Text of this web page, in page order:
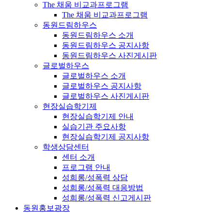
The 채움 비교과프로그램
The 채움 비교과프로그램
동원드림하우스
동원드림하우스 소개
동원드림하우스 공지사항
동원드림하우스 사진게시판
글로벌하우스
글로벌하우스 소개
글로벌하우스 공지사항
글로벌하우스 사진게시판
현장실습학기제
현장실습학기제 안내
실습기관 주요사항
현장실습학기제 공지사항
학생상담센터
센터 소개
프로그램 안내
성희롱/성폭력 상담
성희롱/성폭력 대응방법
성희롱/성폭력 신고게시판
동원홍보광장